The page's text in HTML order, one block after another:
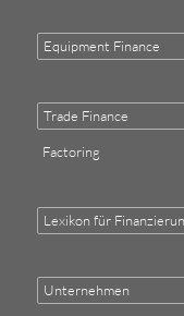
Equipment Finance
Trade Finance
Factoring
Lexikon für
Unternehmen